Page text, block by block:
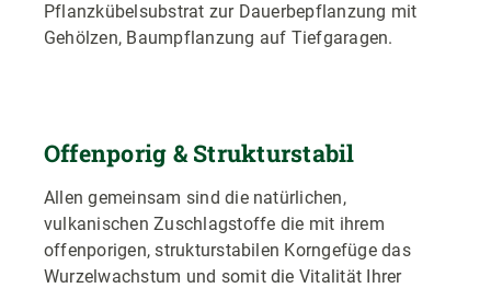
Pflanzkübelsubstrat zur Dauerbepflanzung mit
Gehölzen, Baumpflanzung auf Tiefgaragen.
Offenporig & Strukturstabil
Allen gemeinsam sind die natürlichen,
vulkanischen Zuschlagstoffe die mit ihrem
offenporigen, strukturstabilen Korngefüge das
Wurzelwachstum und somit die Vitalität Ihrer